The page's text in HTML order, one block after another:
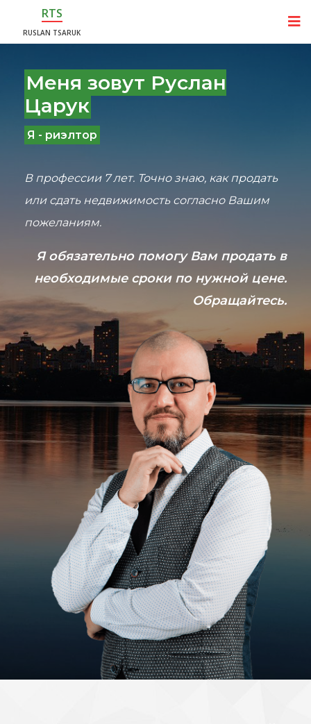
RTS
RUSLAN TSARUK
Меня зовут Руслан
Царук
Я - риэлтор
В профессии 7 лет. Точно знаю, как продать
или сдать недвижимость согласно Вашим
пожеланиям.
Я обязательно помогу Вам продать в
необходимые сроки по нужной цене.
Обращайтесь.